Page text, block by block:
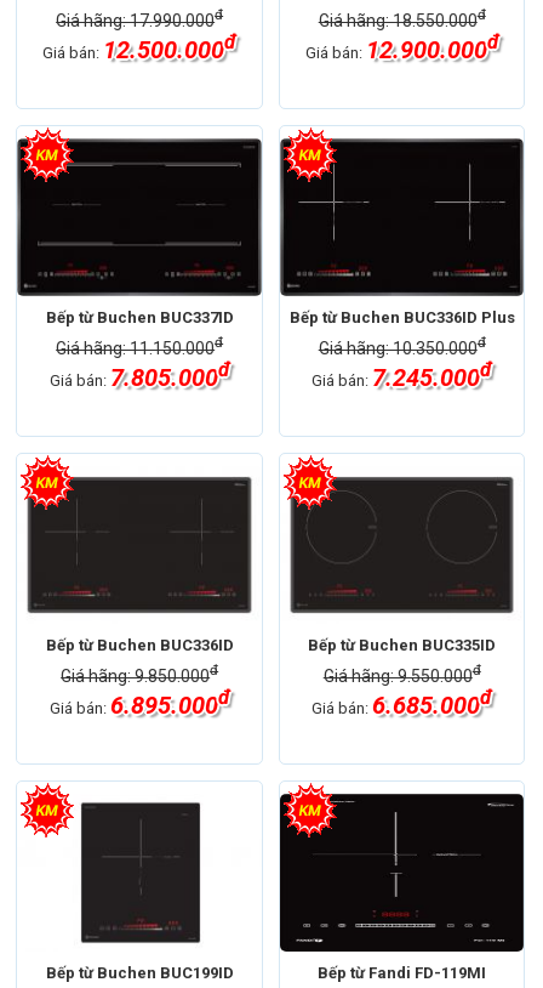
Giá hãng: 17.990.000đ
Giá bán: 12.500.000đ
Giá hãng: 18.550.000đ
Giá bán: 12.900.000đ
Bếp từ Buchen BUC337ID
Giá hãng: 11.150.000đ
Giá bán: 7.805.000đ
Bếp từ Buchen BUC336ID Plus
Giá hãng: 10.350.000đ
Giá bán: 7.245.000đ
Bếp từ Buchen BUC336ID
Giá hãng: 9.850.000đ
Giá bán: 6.895.000đ
Bếp từ Buchen BUC335ID
Giá hãng: 9.550.000đ
Giá bán:6.685.000đ
Bếp từ Buchen BUC199ID Bếp từ Fandi FD-119MI